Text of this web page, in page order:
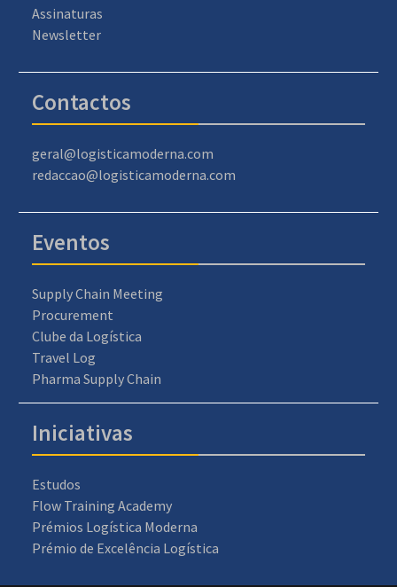
Assinaturas
Newsletter
Contactos
geral@logisticamoderna.com
redaccao@logisticamoderna.com
Eventos
Supply Chain Meeting
Procurement
Clube da Logística
Travel Log
Pharma Supply Chain
Iniciativas
Estudos
Flow Training Academy
Prémios Logística Moderna
Prémio de Excelência Logística